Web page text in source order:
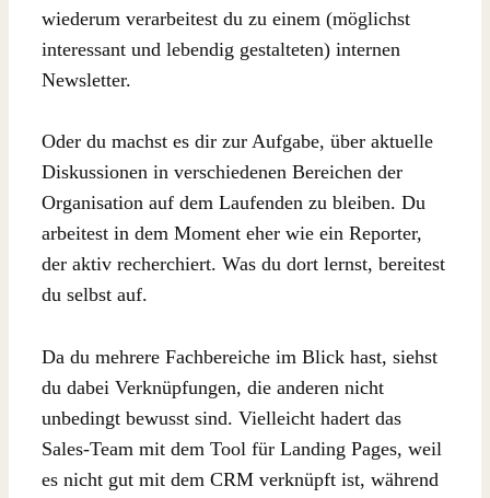
wiederum verarbeitest du zu einem (möglichst
interessant und lebendig gestalteten) internen
Newsletter.
Oder du machst es dir zur Aufgabe, über aktuelle
Diskussionen in verschiedenen Bereichen der
Organisation auf dem Laufenden zu bleiben. Du
arbeitest in dem Moment eher wie ein Reporter,
der aktiv recherchiert. Was du dort lernst, bereitest
du selbst auf.
Da du mehrere Fachbereiche im Blick hast, siehst
du dabei Verknüpfungen, die anderen nicht
unbedingt bewusst sind. Vielleicht hadert das
Sales-Team mit dem Tool für Landing Pages, weil
es nicht gut mit dem CRM verknüpft ist, während